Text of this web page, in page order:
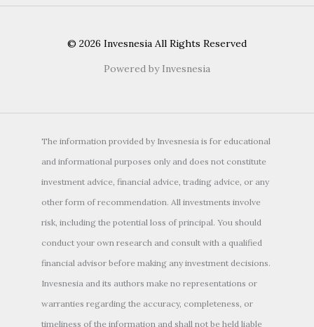
© 2026 Invesnesia All Rights Reserved
Powered by Invesnesia
The information provided by Invesnesia is for educational
and informational purposes only and does not constitute
investment advice, financial advice, trading advice, or any
other form of recommendation. All investments involve
risk, including the potential loss of principal. You should
conduct your own research and consult with a qualified
financial advisor before making any investment decisions.
Invesnesia and its authors make no representations or
warranties regarding the accuracy, completeness, or
timeliness of the information and shall not be held liable